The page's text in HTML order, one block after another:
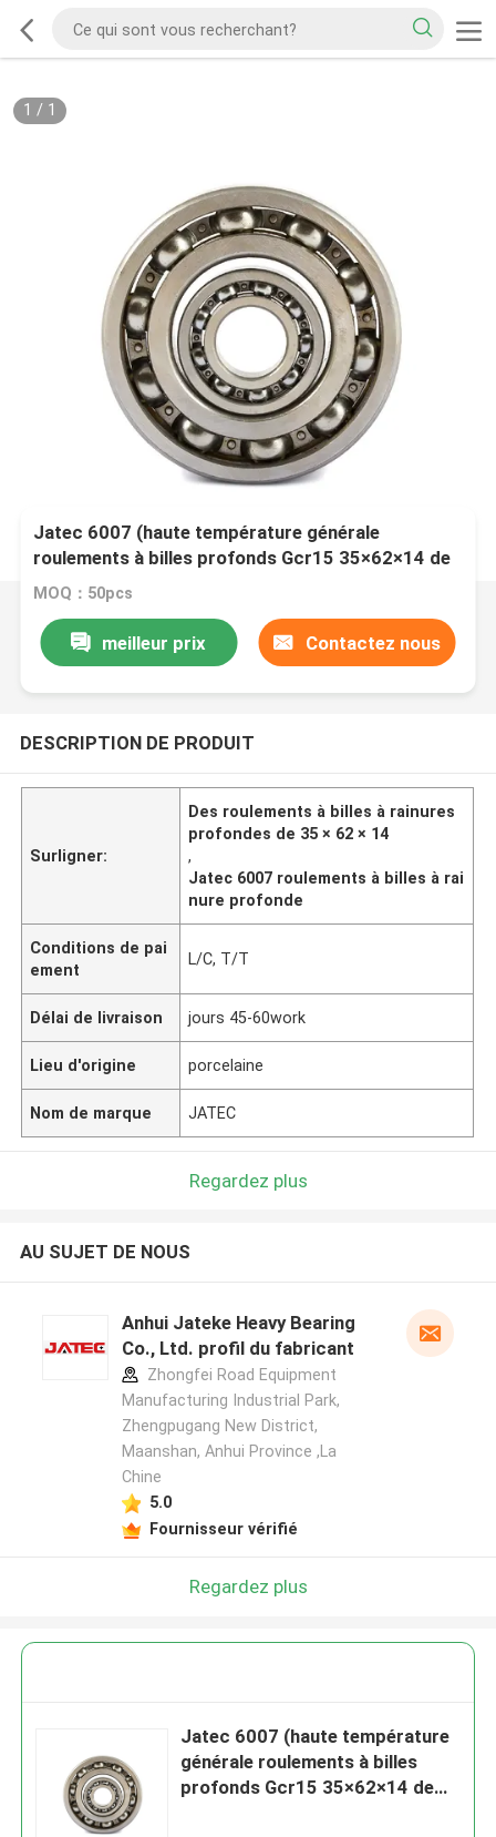
1 / 1
Jatec 6007 (haute température générale
roulements à billes profonds Gcr15 35×62×14 de
cannelure de moteur)
MOQ：50pcs
meilleur prix Contactez nous
DESCRIPTION DE PRODUIT
Surligner:
Des roulements à billes à rainures
profondes de 35 × 62 × 14
,
Jatec 6007 roulements à billes à rai
nure profonde
Conditions de pai
ement
L/C, T/T
Délai de livraison jours 45-60work
Lieu d'origine porcelaine
Nom de marque JATEC
Regardez plus
AU SUJET DE NOUS
Anhui Jateke Heavy Bearing
Co., Ltd. profil du fabricant
Zhongfei Road Equipment
Manufacturing Industrial Park,
Zhengpugang New District,
Maanshan, Anhui Province ,La
Chine
5.0
Fournisseur vérifié
Regardez plus
Jatec 6007 (haute température
générale roulements à billes
profonds Gcr15 35×62×14 de